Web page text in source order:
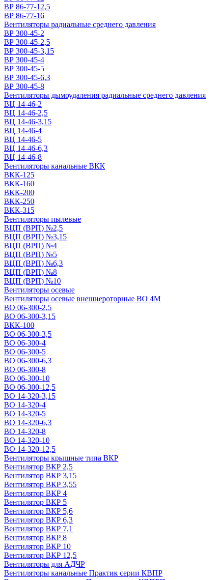
ВР 86-77-12,5
ВР 86-77-16
Вентиляторы радиальные среднего давления
ВР 300-45-2
ВР 300-45-2,5
ВР 300-45-3,15
ВР 300-45-4
ВР 300-45-5
ВР 300-45-6,3
ВР 300-45-8
Вентиляторы дымоудаления радиальные среднего давления
ВЦ 14-46-2
ВЦ 14-46-2,5
ВЦ 14-46-3,15
ВЦ 14-46-4
ВЦ 14-46-5
ВЦ 14-46-6,3
ВЦ 14-46-8
Вентиляторы канальные ВКК
ВКК-125
ВКК-160
ВКК-200
ВКК-250
ВКК-315
Вентиляторы пылевые
ВЦП (ВРП) №2,5
ВЦП (ВРП) №3,15
ВЦП (ВРП) №4
ВЦП (ВРП) №5
ВЦП (ВРП) №6,3
ВЦП (ВРП) №8
ВЦП (ВРП) №10
Вентиляторы осевые
Вентиляторы осевые внешнероторные ВО 4М
ВО 06-300-2,5
ВО 06-300-3,15
ВКК-100
ВО 06-300-3,5
ВО 06-300-4
ВО 06-300-5
ВО 06-300-6,3
ВО 06-300-8
ВО 06-300-10
ВО 06-300-12,5
ВО 14-320-3,15
ВО 14-320-4
ВО 14-320-5
ВО 14-320-6,3
ВО 14-320-8
ВО 14-320-10
ВО 14-320-12,5
Вентиляторы крышные типа ВКР
Вентилятор ВКР 2,5
Вентилятор ВКР 3,15
Вентилятор ВКР 3,55
Вентилятор ВКР 4
Вентилятор ВКР 5
Вентилятор ВКР 5,6
Вентилятор ВКР 6,3
Вентилятор ВКР 7,1
Вентилятор ВКР 8
Вентилятор ВКР 10
Вентилятор ВКР 12,5
Вентиляторы для АДЧР
Вентиляторы канальные Практик серии КВПР